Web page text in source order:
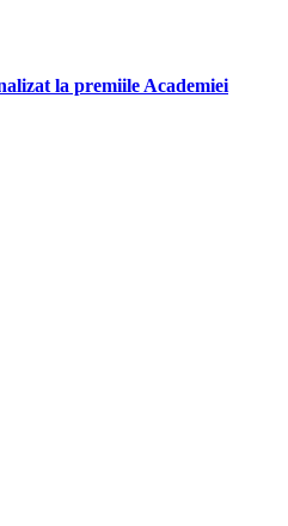
la premiile Academiei